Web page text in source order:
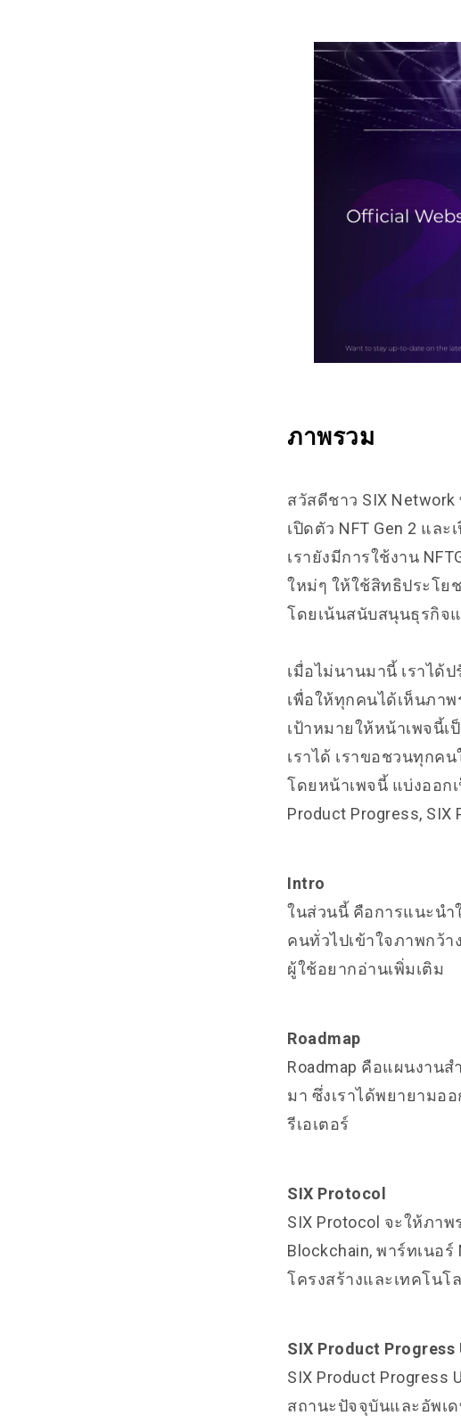
ภาพรวม
สวัสดีชาว SIX
เปิดตัว NFT Gen 2 แล
เรายังมีการใช้งาน
ใหม่ๆ ให้ใช้สิทธิประโยช
โดยเน้นสนับสนุนธุรกิจแ
เมื่อไม่นานมานี้ เราได้ป
เพื่อให้ทุกคนได้เห็นภา
เป้าหมายให้หน้าเพจนี้เ
เราได้ เราขอชวนทุกค
โดยหน้าเพจนี้ แบ่งออกเ
Product Progress, SIX
Intro
ในส่วนนี้ คือการแนะนำ
คนทั่วไปเข้าใจภาพกว้า
ผู้ใช้อยากอ่านเพิ่มเติม
Roadmap
Roadmap คือแผนงาน
มา ซึ่งเราได้พยายามอ
รีเอเตอร์
SIX Protocol
SIX Protocol จะให้ภา
Blockchain, พาร์ทเนอ
โครงสร้างและเทคโนโ
SIX Product Progress
SIX Product Progress
สถานะปัจจุบันและอัพเ